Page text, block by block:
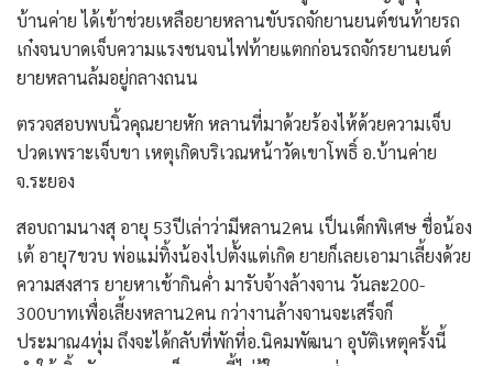
บ้านค่าย ได้เข้าช่วยเหลือยายหลานขับรถจักยานยนต์ชนท้ายรถ
เก๋งจนบาดเจ็บความแรงชนจนไฟท้ายแตกก่อนรถจักรยานยนต์
ยายหลานล้มอยู่กลางถนน
ตรวจสอบพบนิ้วคุณยายหัก หลานที่มาด้วยร้องไห้ด้วยความเจ็บ
ปวดเพราะเจ็บขา เหตุเกิดบริเวณหน้าวัดเขาโพธิ์ อ.บ้านค่าย
จ.ระยอง
สอบถามนางสุ อายุ 53ปีเล่าว่ามีหลาน2คน เป็นเด็กพิเศษ ชื่อน้อง
เต้ อายุ7ขวบ พ่อแม่ทิ้งน้องไปตั้งแต่เกิด ยายก็เลยเอามาเลี้ยงด้วย
ความสงสาร ยายหาเช้ากินค่ำ มารับจ้างล้างจาน วันละ200-
300บาทเพื่อเลี้ยงหลาน2คน กว่างานล้างจานจะเสร็จก็
ประมาณ4ทุ่ม ถึงจะได้กลับที่พักที่อ.นิคมพัฒนา อุบัติเหตุครั้งนี้